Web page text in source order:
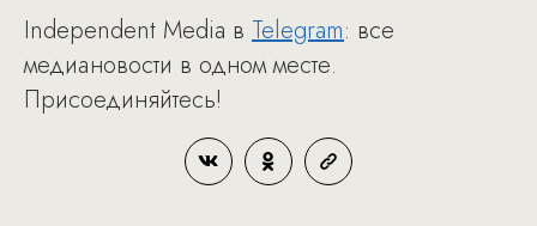
Independent Media в Telegram: все
медиановости в одном месте.
Присоединяйтесь!